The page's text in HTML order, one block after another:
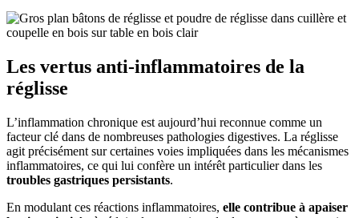
Les vertus anti-inflammatoires de la
réglisse
L’inflammation chronique est aujourd’hui reconnue comme un
facteur clé dans de nombreuses pathologies digestives. La réglisse
agit précisément sur certaines voies impliquées dans les mécanismes
inflammatoires, ce qui lui confère un intérêt particulier dans les
troubles gastriques persistants.
En modulant ces réactions inflammatoires, elle contribue à apaiser